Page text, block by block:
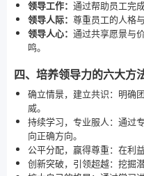
领导工作： 通过帮助员工完
领导人际： 尊重员工的人格
领导人心： 通过共享愿景与
鸣。
四、培养领导力的六大方
确立情景，建立共识：明确
威。
持续学习，专业服人：通过
向正确方向。
公平分配，赢得尊重：在利
创新突破，引领超越：挖掘